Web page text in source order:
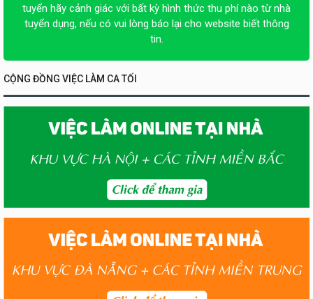
tuyển hãy cảnh giác với bất kỳ hình thức thu phí nào từ nhà
tuyển dụng, nếu có vui lòng báo lại cho website biết thông
tin.
CỘNG ĐỒNG VIỆC LÀM CA TỐI